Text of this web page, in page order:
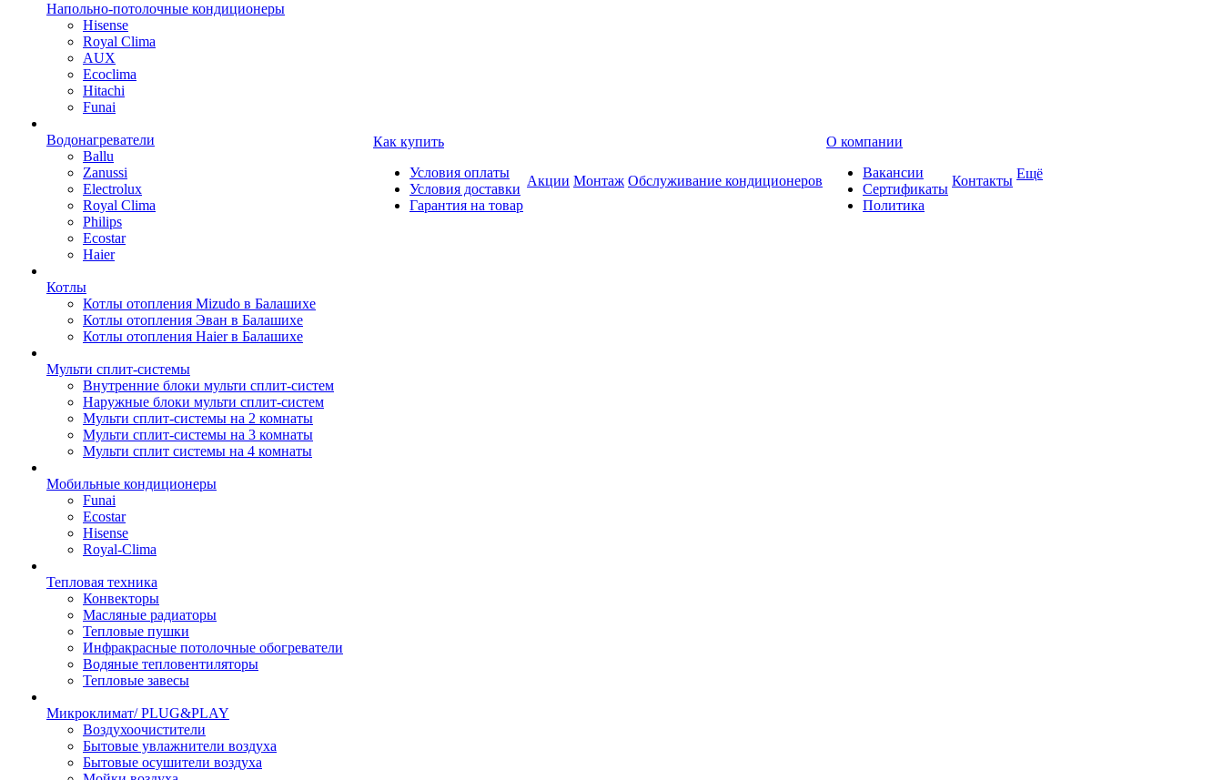
Напольно-потолочные кондиционеры
Hisense
Royal Clima
AUX
Ecoclima
Hitachi
Funai
Водонагреватели
Ballu
Zanussi
Electrolux
Royal Clima
Philips
Ecostar
Haier
Котлы
Котлы отопления Mizudo в Балашихе
Котлы отопления Эван в Балашихе
Котлы отопления Haier в Балашихе
Мульти сплит-системы
Внутренние блоки мульти сплит-систем
Наружные блоки мульти сплит-систем
Мульти сплит-системы на 2 комнаты
Мульти сплит-системы на 3 комнаты
Мульти сплит системы на 4 комнаты
Мобильные кондиционеры
Funai
Ecostar
Hisense
Royal-Clima
Тепловая техника
Конвекторы
Масляные радиаторы
Тепловые пушки
Инфракрасные потолочные обогреватели
Водяные тепловентиляторы
Тепловые завесы
Микроклимат/ PLUG&PLAY
Воздухоочистители
Бытовые увлажнители воздуха
Бытовые осушители воздуха
Как купить
Условия оплаты
Условия доставки
Гарантия на товар
Акции Монтаж Обслуживание кондиционеров
О компании
Вакансии
Сертификаты
Политика
Контакты Ещё